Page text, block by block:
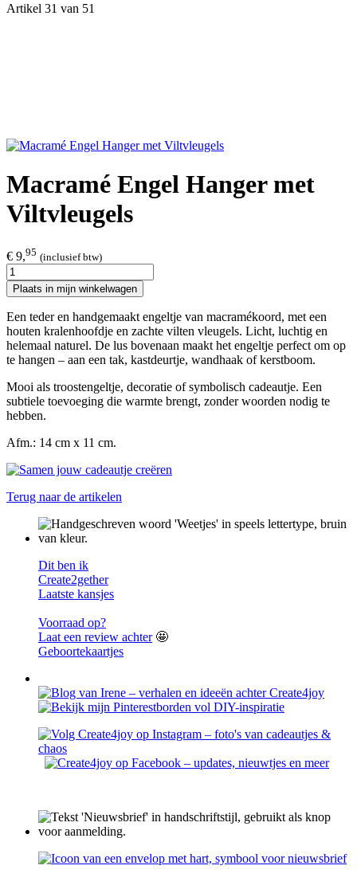
Artikel 31 van 51
Macramé Engel Hanger met
Viltvleugels
€ 9,95 (inclusief btw)
Plaats in mijn winkelwagen
Een teder en handgemaakt engeltje van macramékoord, met een
houten kralenhoofdje en zachte vilten vleugels. Licht, luchtig en
helemaal naturel. De lus bovenaan maakt het engeltje perfect om op
te hangen – aan een tak, kastdeurtje, wandhaak of kerstboom.
Mooi als troostengeltje, decoratie of symbolisch cadeautje. Een
subtiele toevoeging die warmte brengt, zonder woorden nodig te
hebben.
Afm.: 14 cm x 11 cm.
Terug naar de artikelen
Dit ben ik
Create2gether
Laatste kansjes
Voorraad op?
Laat een review achter🤩
Geboortekaartjes